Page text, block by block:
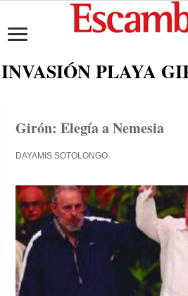
INVASIÓN PLAYA
Girón: Elegía a Nemesia
DAYAMIS SOTOLONGO